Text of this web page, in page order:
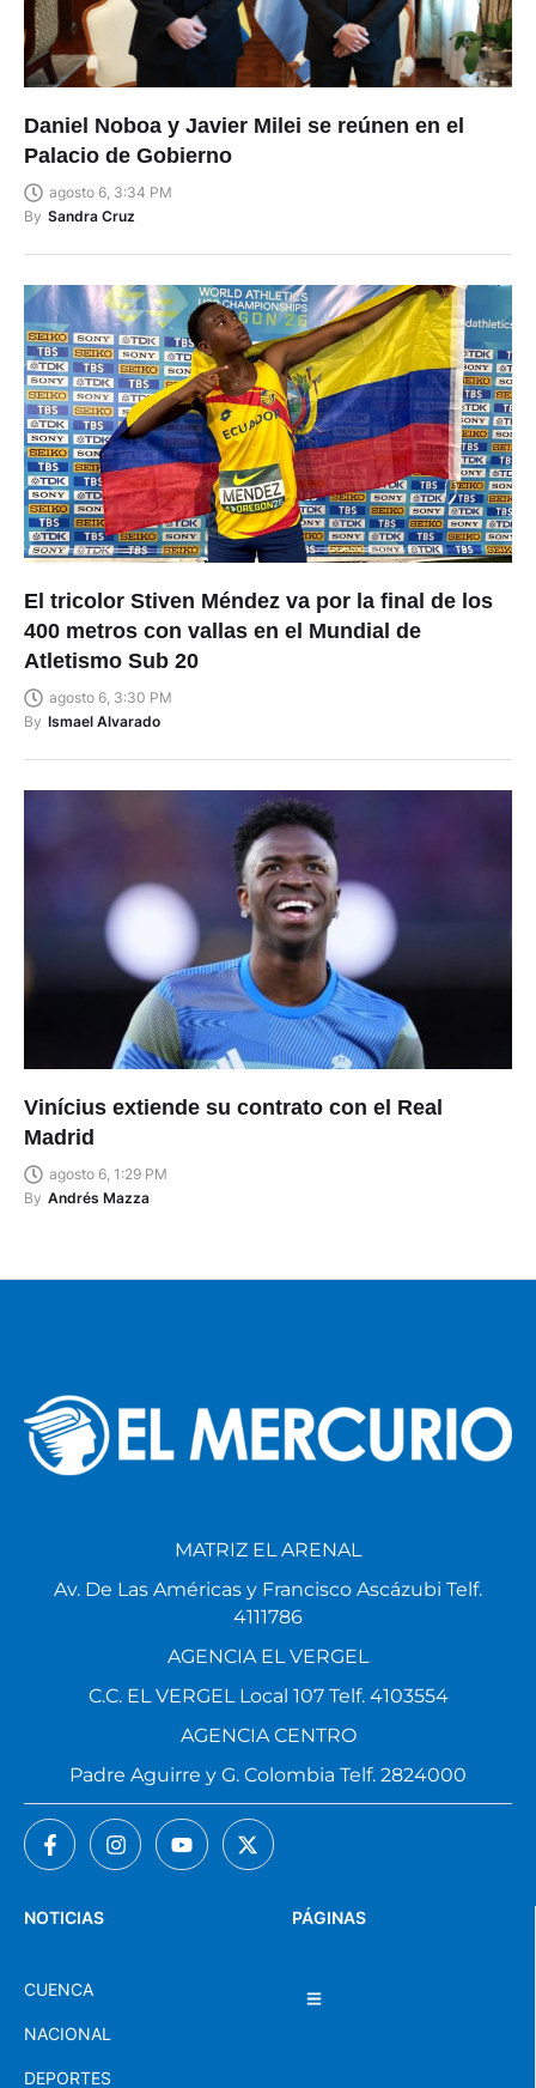
Daniel Noboa y Javier Milei se reúnen en el
Palacio de Gobierno
agosto 6, 3:34 PM
By Sandra Cruz
El tricolor Stiven Méndez va por la final de los
400 metros con vallas en el Mundial de
Atletismo Sub 20
agosto 6, 3:30 PM
By Ismael Alvarado
Vinícius extiende su contrato con el Real
Madrid
agosto 6, 1:29 PM
By Andrés Mazza
PÁGINAS
NOTICIAS
CUENCA
NACIONAL
DEPORTES
MATRIZ EL ARENAL
Av. De Las Américas y Francisco Ascázubi Telf.
4111786
AGENCIA EL VERGEL
C.C. EL VERGEL Local 107 Telf. 4103554
AGENCIA CENTRO
Padre Aguirre y G. Colombia Telf. 2824000